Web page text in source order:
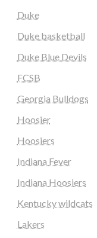
Duke
Duke basketball
Duke Blue Devils
FCSB
Georgia Bulldogs
Hoosier
Hoosiers
Indiana Fever
Indiana Hoosiers
Kentucky wildcats
Lakers